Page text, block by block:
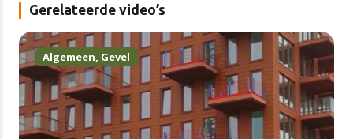
Gerelateerde video’s
Algemeen, Gevel